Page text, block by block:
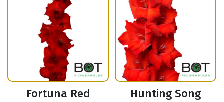
Fortuna Red Hunting Song